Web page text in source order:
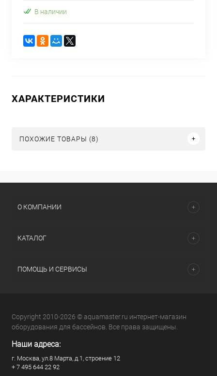
В наличии
ХАРАКТЕРИСТИКИ
ПОХОЖИЕ ТОВАРЫ (8)
О КОМПАНИИ
КАТАЛОГ
ПОМОЩЬ И СЕРВИСЫ
Copyright 2010-2026 © aquamaster.ru интернет-магазин
оборудования для бассейнов. Все права защищены.
Наши адреса:
г. Москва, ул.8 Марта, д.1, строение 12
+ 7 495 644 22 92